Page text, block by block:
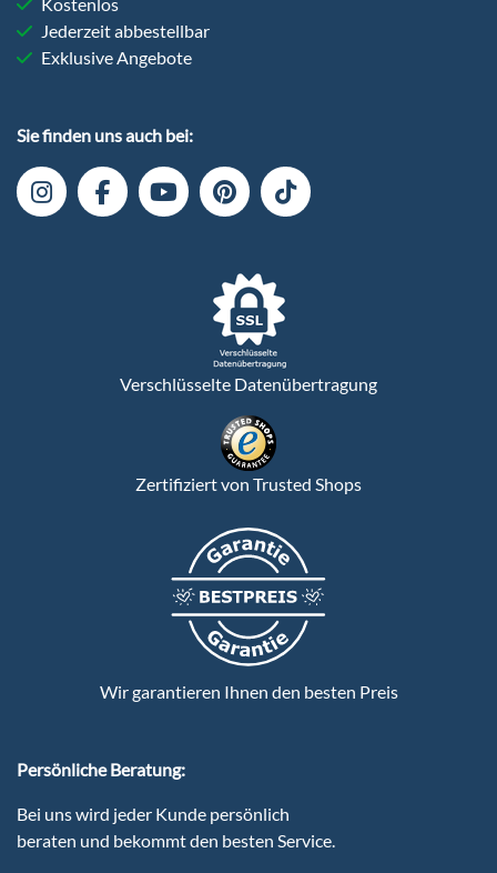
Sie finden uns auch bei:
Verschlüsselte Datenübertragung
Zertifiziert von Trusted Shops
Wir garantieren Ihnen den besten Preis
Jederzeit abbestellbar
Exklusive Angebote
Persönliche Beratung:
Bei uns wird jeder Kunde persönlich
beraten und bekommt den besten Service.